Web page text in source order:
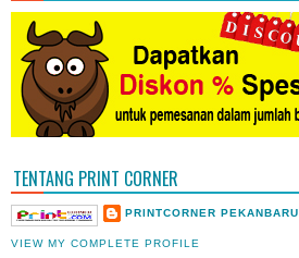
TENTANG PRINT CORNER
PRINTCORNER PEKANBARU
VIEW MY COMPLETE PROFILE